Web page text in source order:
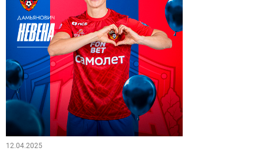
12.04.2025